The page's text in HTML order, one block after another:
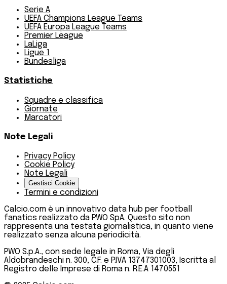
Serie A
UEFA Champions League Teams
UEFA Europa League Teams
Premier League
LaLiga
Ligue 1
Bundesliga
Statistiche
Squadre e classifica
Giornate
Marcatori
Note Legali
Privacy Policy
Cookie Policy
Note Legali
Gestisci Cookie
Termini e condizioni
Calcio.com è un innovativo data hub per football
fanatics realizzato da PWO SpA. Questo sito non
rappresenta una testata giornalistica, in quanto viene
realizzato senza alcuna periodicità.
PWO S.p.A., con sede legale in Roma, Via degli
Aldobrandeschi n. 300, C.F. e P.IVA 13747301003, Iscritta al
Registro delle Imprese di Roma n. R.E.A 1470551